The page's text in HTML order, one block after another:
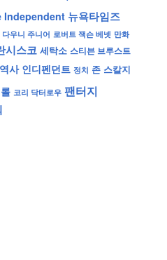
Independent 뉴욕타임즈
다우니 주니어 로버트 잭슨 베넷 만화
시스코 세탁소 스티븐 브루스트
역사 인디펜던트 정치 존 스칼지
코리 닥터로우 팬터지